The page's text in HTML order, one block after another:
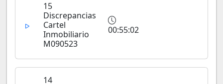
15
Discrepancias
Cartel
Inmobiliario
M090523
00:55:02
14